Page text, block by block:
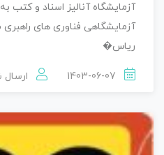
آزمایشگاه آنالیز اسناد و کتب
آزمایشگاهی فناوری های
ریاس�